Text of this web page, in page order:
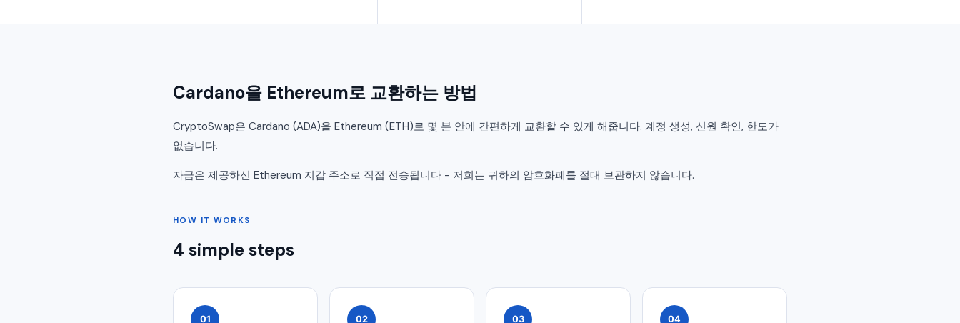
Cardano을 Ethereum로 교환하는 방법
CryptoSwap은 Cardano (ADA)을 Ethereum (ETH)로 몇 분 안에 간편하게 교환할 수 있게 해줍니다. 계정 생성, 신원 확인, 한도가
없습니다.
자금은 제공하신 Ethereum 지갑 주소로 직접 전송됩니다 - 저희는 귀하의 암호화폐를 절대 보관하지 않습니다.
HOW IT WORKS
4 simple steps
01 02 03 04